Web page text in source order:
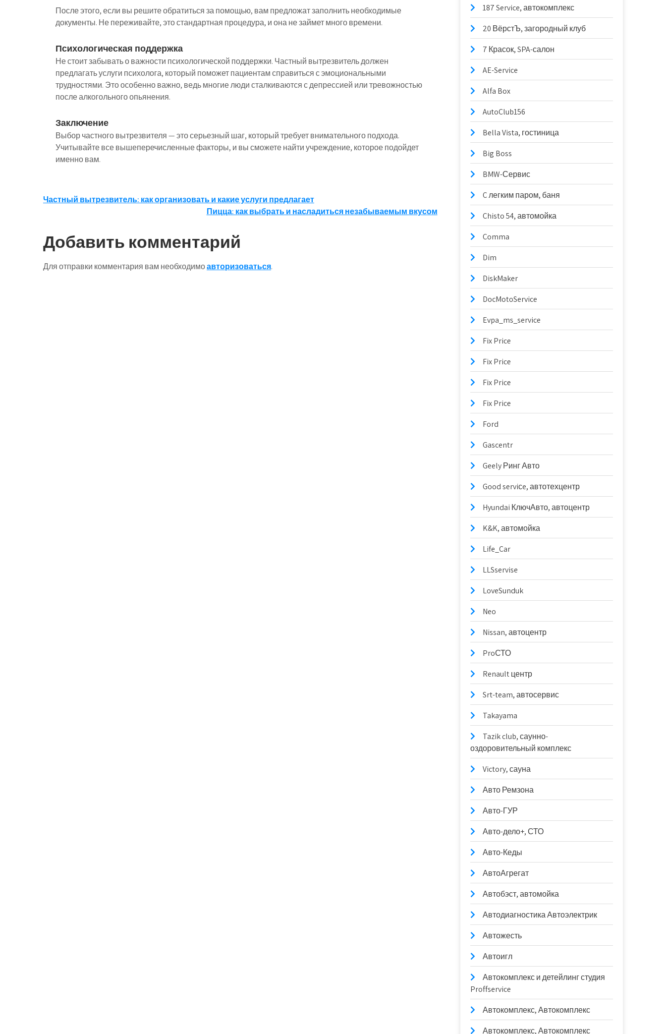
После этого, если вы решите обратиться за помощью, вам предложат заполнить необходимые
документы. Не переживайте, это стандартная процедура, и она не займет много времени.
Психологическая поддержка
Не стоит забывать о важности психологической поддержки. Частный вытрезвитель должен
предлагать услуги психолога, который поможет пациентам справиться с эмоциональными
трудностями. Это особенно важно, ведь многие люди сталкиваются с депрессией или тревожностью
после алкогольного опьянения.
Заключение
Выбор частного вытрезвителя — это серьезный шаг, который требует внимательного подхода.
Учитывайте все вышеперечисленные факторы, и вы сможете найти учреждение, которое подойдет
именно вам.
Навигация
записям
Частный вытрезвитель: как организовать и какие услуги предлагает
Пицца: как выбрать и насладиться незабываемым вкусом
Добавить комментарий
Для отправки комментария вам необходимоавторизоваться.
187 Service, автокомплекс
20 ВёрстЪ, загородный клуб
7 Красок, SPA-салон
AE-Service
Alfa Box
AutoClub156
Bella Vista, гостиница
Big Boss
BMW-Сервис
C легким паром, баня
Chisto 54, автомойка
Comma
Dim
DiskMaker
DocMotoService
Evpa_ms_service
Fix Price
Fix Price
Fix Price
Fix Price
Ford
Gascentr
Geely Ринг Авто
Good serviсe, автотехцентр
Hyundai КлючАвто, автоцентр
K&K, автомойка
Life_Car
LLSservise
LoveSunduk
Neo
Nissan, автоцентр
ProСТО
Renault центр
Srt-team, автосервис
Takayama
Tazik club, саунно-
оздоровительный комплекс
Victory, сауна
Авто Ремзона
Авто-ГУР
Авто-дело+, СТО
Авто-Кеды
АвтоАгрегат
Автобэст, автомойка
Автодиагностика Автоэлектрик
Автожесть
Автоигл
Автокомплекс и детейлинг студия
Proffservice
Автокомплекс, Автокомплекс
Автокомплекс, Автокомплекс